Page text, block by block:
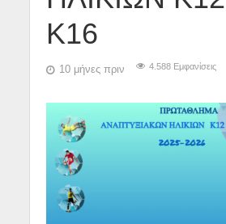
Κ16
10 μήνες πριν 4.588 Εμφανίσεις